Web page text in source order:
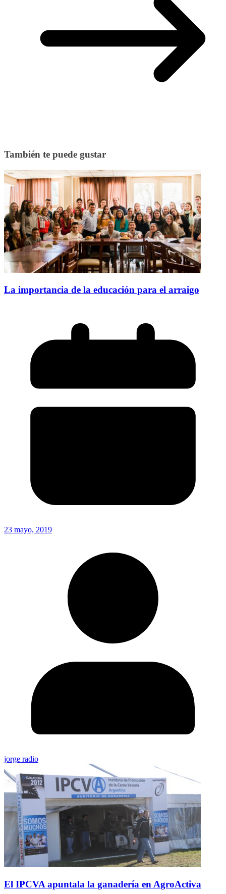
También te puede gustar
La importancia de la educación para el arraigo
23 mayo, 2019
jorge radio
El IPCVA apuntala la ganadería en AgroActiva